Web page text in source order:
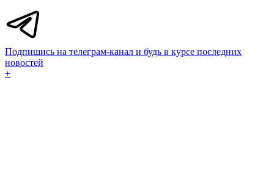
Подпишись на телеграм-канал и будь в курсе последних
новостей
+